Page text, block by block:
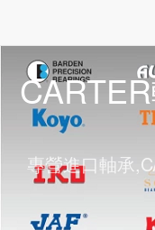
專營進口軸承